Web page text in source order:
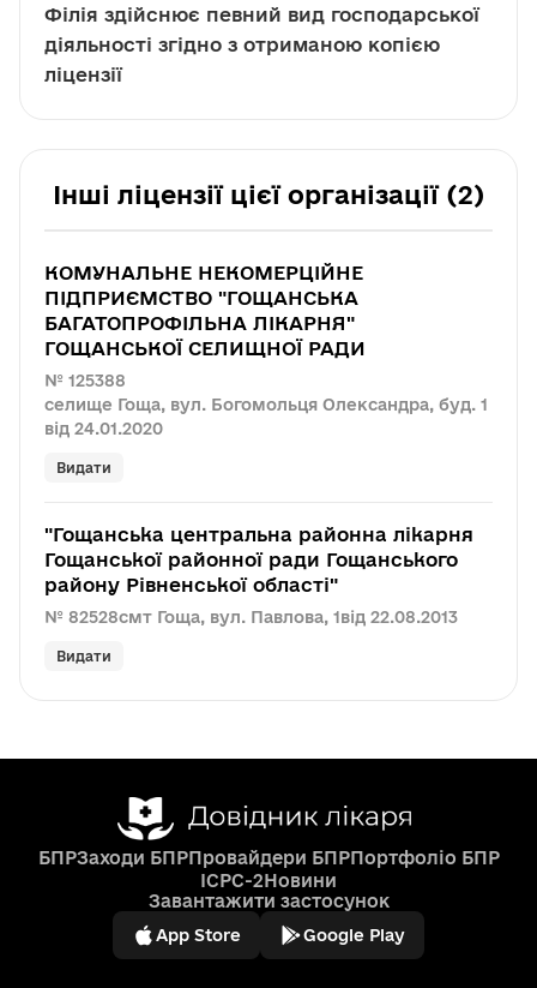
Філія здійснює певний вид господарської
діяльності згідно з отриманою копією
ліцензії
Інші ліцензії цієї організації (2)
КОМУНАЛЬНЕ НЕКОМЕРЦІЙНЕ
ПІДПРИЄМСТВО "ГОЩАНСЬКА
БАГАТОПРОФІЛЬНА ЛІКАРНЯ"
ГОЩАНСЬКОЇ СЕЛИЩНОЇ РАДИ
№ 125388
селище Гоща, вул. Богомольця Олександра, буд. 1
від 24.01.2020
Видати
"Гощанська центральна районна лікарня
Гощанської районної ради Гощанського
району Рівненської області"
№ 82528смт Гоща, вул. Павлова, 1від 22.08.2013
Видати
БПРЗаходи БПРПровайдери БПРПортфоліо БПР
ICPC-2Новини
Завантажити застосунок
App Store Google Play